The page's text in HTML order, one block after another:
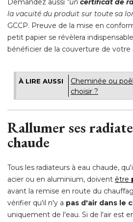
la vacuité du produit sur toute sa
GCCP. Preuve de la mise en
petit papier se révèlera
bénéficier de la couverture de votre
À LIRE AUSSI
Cheminée ou
choisir ?
Rallumer ses
chaude
Tous les radiateurs à eau chaude,
acier ou en aluminium, doivent être
avant la remise en route du
vérifier qu'il n'y a pas d'air dans le
uniquement de l'eau. Si de l'air est